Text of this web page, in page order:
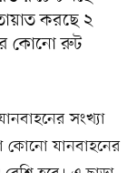
করছে ২
কোনো রুট
সংখ্যা
কোনো যানবাহনের